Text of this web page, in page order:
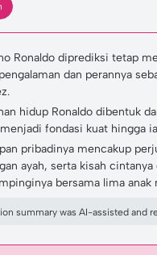
Ronaldo diprediksi tetap
dan perannya
hidup Ronaldo dibentuk
fondasi kuat hingga
pribadinya mencakup
ayah, serta kisah
bersama lima anak
summary was AI-assisted and